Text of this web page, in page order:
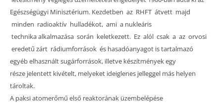
Egészségügyi Minisztérium. Kezdetben az RHFT átvett majd
minden radioaktív hulladékot, ami a nukleáris
technika alkalmazása során keletkezett. Ez alól csak a az orvosi
eredetű zárt rádiumforrások és hasadóanyagot is tartalmazó
egyéb elhasznált sugárforrások, illetve készítmények egy
része jelentett kivételt, melyeket ideiglenes jelleggel más helyen
tároltak.
A paksi atomerőmű első reaktorának üzembelépése